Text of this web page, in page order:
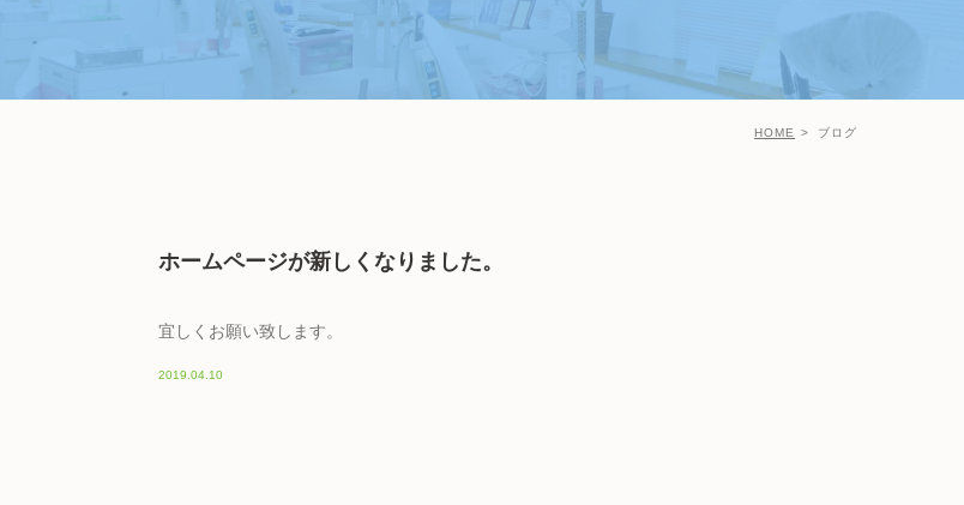
HOME ブログ
ホームページが新しくなりました。
宜しくお願い致します。
2019.04.10